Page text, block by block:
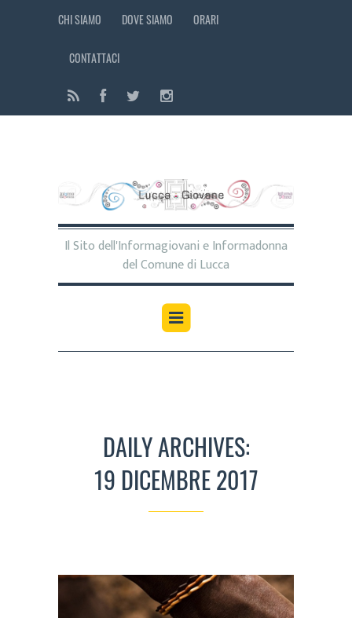
CHI SIAMO DOVE SIAMO ORARI
CONTATTACI
Il Sito dell'Informagiovani e Informadonna
del Comune di Lucca
DAILY ARCHIVES:
19 DICEMBRE 2017